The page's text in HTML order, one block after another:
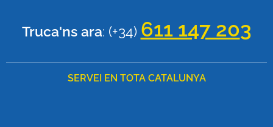
Truca'ns ara: (+34) 611 147 203
SERVEI EN TOTA CATALUNYA